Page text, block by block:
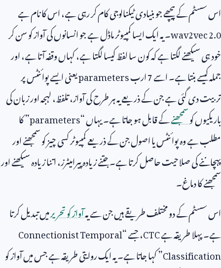
اس سسٹم کے پیچھے جو بنیادی ٹیکنالوجی کام کر رہی ہے، اس کا نام ہے
wav2vec 2.0۔ یہ ایک ایسا کمپیوٹر ماڈل ہے جو انسانوں کی آواز کو سن کر
خود ہی سیکھنے لگتا ہے کہ کون سا لفظ کیسا لگتا ہے، کہاں وقفہ آتا ہے، اور
جملہ کیسے بنتا ہے۔ اسے7اربparametersیعنی ایسے پوائنٹس پر
تربیت دی گئی ہے جن کے ذریعے یہ ہر طرح کی آواز، تلفظ، لہجہ اور زبان کی
باریکیوں کوسمجھنےکے قابل ہو جاتا ہے۔ یہاں “parameters” کا
مطلب ہے وہ پوائنٹس یا اصول جن کے ذریعے کمپیوٹر کسی چیز کو سمجھنے اور
پہچاننے کی صلاحیت حاصل کرتا ہے۔ جتنے زیادہ پیرامیٹرز، اتنا زیادہ سیکھنے اور
سمجھنے کا دماغ۔
اس سسٹم کے دو مختلف طریقے ہیں جن سے یہآواز کو تحریرمیں تبدیل کرتا
ہے۔ پہلا طریقہ ہےCTC، جسے “Connectionist Temporal
Classification” کہا جاتا ہے۔ یہ ایک روایتی طریقہ ہے جس میں آواز کو